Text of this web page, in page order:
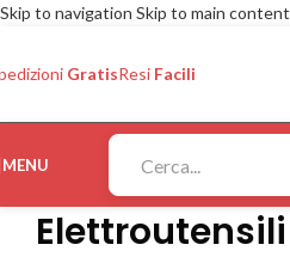
Skip to navigation Skip to main content
GratisResi Facili
MENU
Elettroutensili